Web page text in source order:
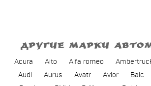
ДРУГИЕ МАРКИ
Acura Aito Alfa romeo
Audi
Aurus Avatr Avior Baic